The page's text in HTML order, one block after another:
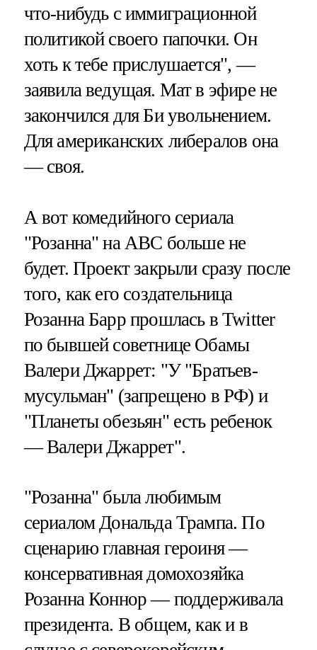
что-нибудь с иммиграционной
политикой своего папочки. Он
хоть к тебе прислушается", —
заявила ведущая. Мат в эфире не
закончился для Би увольнением.
Для американских либералов она
— своя.
А вот комедийного сериала
"Розанна" на ABC больше не
будет. Проект закрыли сразу после
того, как его создательница
Розанна Барр прошлась в Twitter
по бывшей советнице Обамы
Валери Джаррет: "У "Братьев-
мусульман" (запрещено в РФ) и
"Планеты обезьян" есть ребенок
— Валери Джаррет".
"Розанна" была любимым
сериалом Дональда Трампа. По
сценарию главная героиня —
консервативная домохозяйка
Розанна Коннор — поддерживала
президента. В общем, как и в